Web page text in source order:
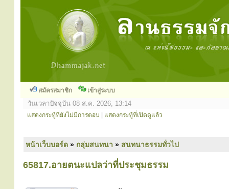
สมัครสมาชิก เข้าสู่ระบบ
วันเวลาปัจจุบัน 08 ส.ค. 2026, 13:14
แสดงกระทู้ที่ยังไม่มีการตอบ แสดงกระทู้ที่เปิดดูแล้ว
หน้าเว็บบอร์ด » กลุ่มสนทนา » สนทนาธรรมทั่วไป
65817.อายตนะแปลว่าที่ประชุมธรรม